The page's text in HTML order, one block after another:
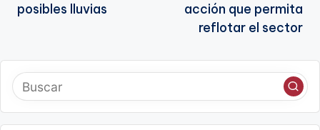
posibles lluvias
acción que permita
reflotar el sector